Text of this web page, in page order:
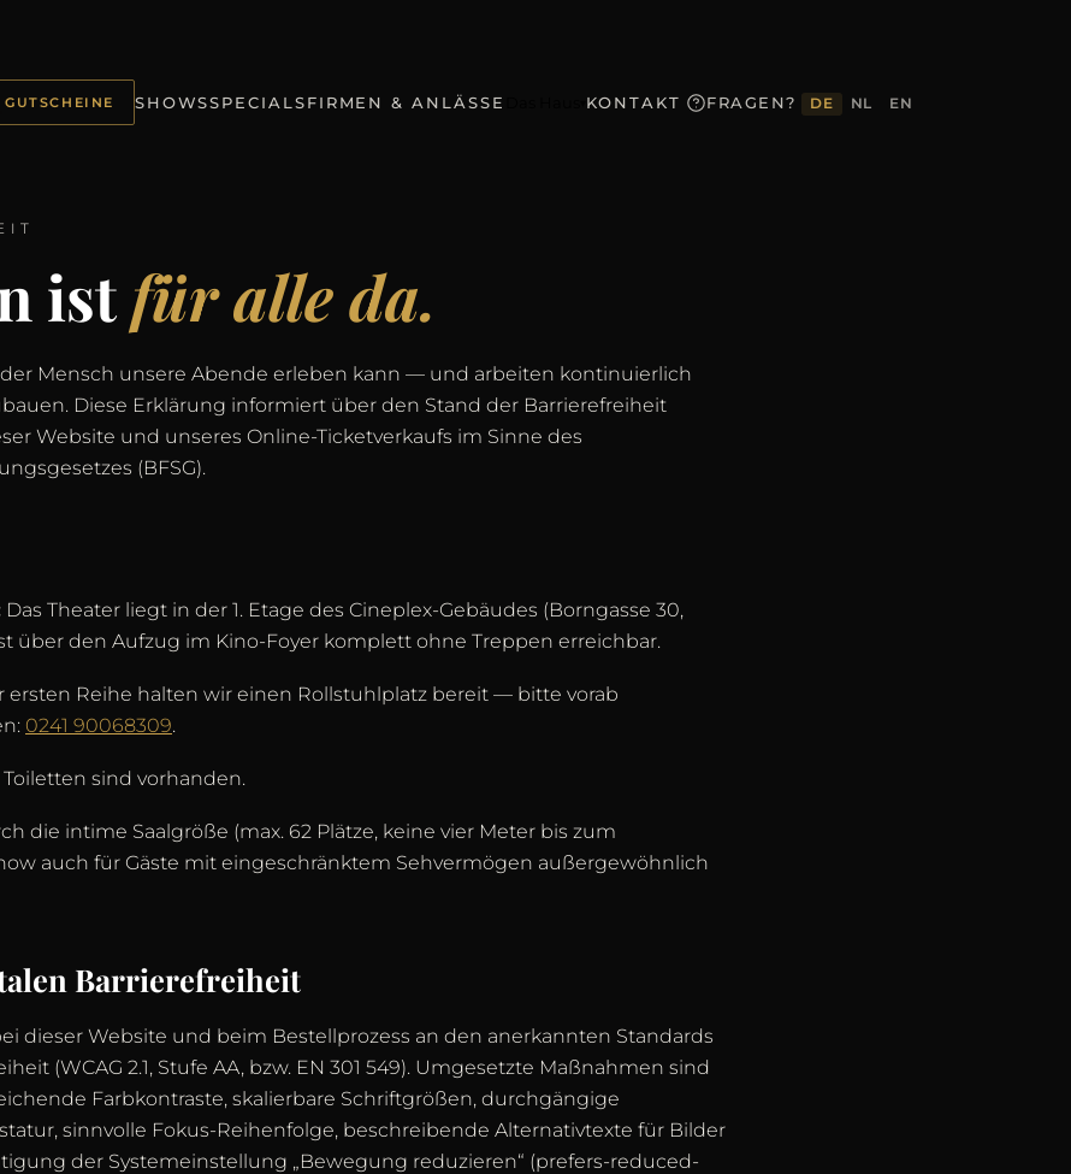
GUTSCHEINE SHOWSSPECIALS FIRMEN & ANLÄSSE KONTAKT FRAGEN? DE NL EN
istfür alle da.
Mensch unsere Abende erleben kann — und arbeiten kontinuierlich
Diese Erklärung informiert über den Stand der Barrierefreiheit
Website und unseres Online-Ticketverkaufs im Sinne des
(BFSG).
Das Theater liegt in der 1. Etage des Cineplex-Gebäudes (Borngasse 30,
über den Aufzug im Kino-Foyer komplett ohne Treppen erreichbar.
ersten Reihe halten wir einen Rollstuhlplatz bereit — bitte vorab
0241 90068309.
sind vorhanden.
die intime Saalgröße (max. 62 Plätze, keine vier Meter bis zum
auch für Gäste mit eingeschränktem Sehvermögen außergewöhnlich
Barrierefreiheit
dieser Website und beim Bestellprozess an den anerkannten Standards
(WCAG 2.1, Stufe AA, bzw. EN 301 549). Umgesetzte Maßnahmen sind
Farbkontraste, skalierbare Schriftgrößen, durchgängige
sinnvolle Fokus-Reihenfolge, beschreibende Alternativtexte für Bilder
der Systemeinstellung „Bewegung reduzieren“ (prefers-reduced-